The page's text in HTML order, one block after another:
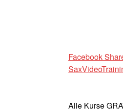
Facebook
Alle Kurse